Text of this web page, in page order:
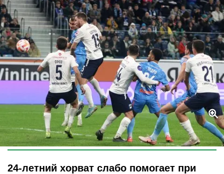
Legion-Media
24-летний хорват слабо помогает при